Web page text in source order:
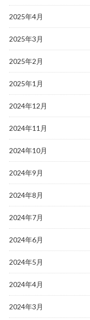
2025年4月
2025年3月
2025年2月
2025年1月
2024年12月
2024年11月
2024年10月
2024年9月
2024年8月
2024年7月
2024年6月
2024年5月
2024年4月
2024年3月